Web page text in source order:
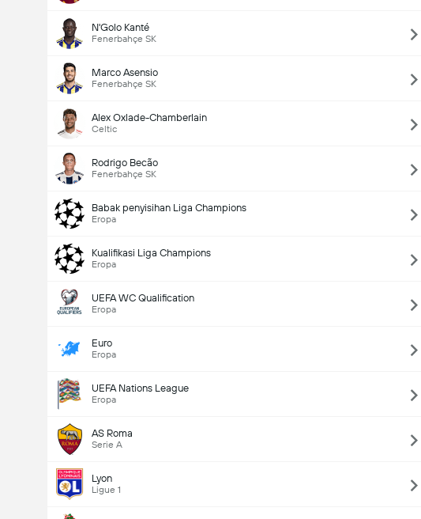
N'Golo Kanté
Fenerbahçe SK
Marco Asensio
Fenerbahçe SK
Alex Oxlade-Chamberlain
Celtic
Rodrigo Becão
Fenerbahçe SK
Babak penyisihan Liga Champions
Eropa
Kualifikasi Liga Champions
Eropa
UEFA WC Qualification
Eropa
Euro
Eropa
UEFA Nations League
Eropa
AS Roma
Serie A
Lyon
Ligue 1